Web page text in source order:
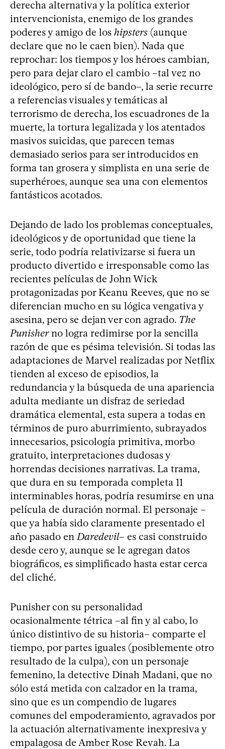
derecha alternativa y la política exterior
intervencionista, enemigo de los grandes
poderes y amigo de los hipsters (aunque
declare que no le caen bien). Nada que
reprochar: los tiempos y los héroes cambian,
pero para dejar claro el cambio –tal vez no
ideológico, pero sí de bando–, la serie recurre
a referencias visuales y temáticas al
terrorismo de derecha, los escuadrones de la
muerte, la tortura legalizada y los atentados
masivos suicidas, que parecen temas
demasiado serios para ser introducidos en
forma tan grosera y simplista en una serie de
superhéroes, aunque sea una con elementos
fantásticos acotados.
Dejando de lado los problemas conceptuales,
ideológicos y de oportunidad que tiene la
serie, todo podría relativizarse si fuera un
producto divertido e irresponsable como las
recientes películas de John Wick
protagonizadas por Keanu Reeves, que no se
diferencian mucho en su lógica vengativa y
asesina, pero se dejan ver con agrado. The
Punisherno logra redimirse por la sencilla
razón de que es pésima televisión. Si todas las
adaptaciones de Marvel realizadas por Netflix
tienden al exceso de episodios, la
redundancia y la búsqueda de una apariencia
adulta mediante un disfraz de seriedad
dramática elemental, esta supera a todas en
términos de puro aburrimiento, subrayados
innecesarios, psicología primitiva, morbo
gratuito, interpretaciones dudosas y
horrendas decisiones narrativas. La trama,
que dura en su temporada completa 11
interminables horas, podría resumirse en una
película de duración normal. El personaje –
que ya había sido claramente presentado el
año pasado en Daredevil– es casi construido
desde cero y, aunque se le agregan datos
biográficos, es simplificado hasta estar cerca
del cliché.
Punisher con su personalidad
ocasionalmente tétrica –al fin y al cabo, lo
único distintivo de su historia– comparte el
tiempo, por partes iguales (posiblemente otro
resultado de la culpa), con un personaje
femenino, la detective Dinah Madani, que no
sólo está metida con calzador en la trama,
sino que es un compendio de lugares
comunes del empoderamiento, agravados por
la actuación alternativamente inexpresiva y
empalagosa de Amber Rose Revah. La